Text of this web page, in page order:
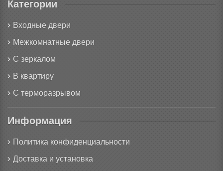
Категории
Входные двери
Межкомнатные двери
С зеркалом
В квартиру
С терморазрывом
Информация
Политика конфиденциальности
Доставка и установка